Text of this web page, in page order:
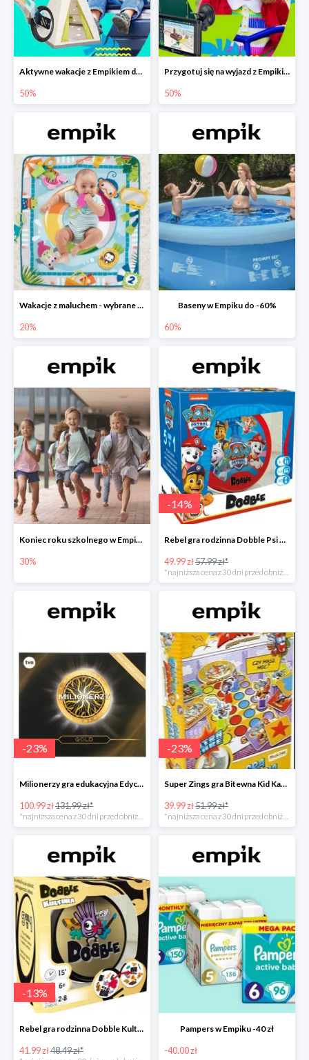
Aktywne wakacje z Empikiem do -50%
50%
Przygotuj się na wyjazd z Empikiem - rabaty do -50%
50%
Wakacje z maluchem - wybrane zabawki Fisher-Price w Empiku-20%
20%
Baseny w Empiku do -60%
60%
Koniec roku szkolnego w Empiku - prezenty dla dzieci i nauczycieli do -30%
30%
-14%
Rebel gra rodzinna Dobble Psi Patrol w Empiku Premium
49.99 zł57.99 zł*
-23%
Milionerzy gra edukacyjna Edycja Gold w super cenie w Empiku Premium
100.99 zł131.99 zł*
*najniższa cena z 30 dni przed obniżką
-23%
Super Zings gra Bitewna Kid Kazom w super cenie w Empiku Premium
39.99 zł51.99 zł*
*najniższa cena z 30 dni przed obniżką
-13%
Rebel gra rodzinna Dobble Kultura w super cenie w Empiku Premium
41.99 zł48.49 zł*
Pampers w Empiku -40 zł
-40.00 zł